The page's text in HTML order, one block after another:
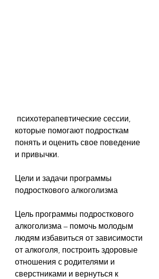
которые помогают подросткам
понять и оценить свое поведение
и привычки.
Цели и задачи программы
подросткового алкоголизма
Цель программы подросткового
алкоголизма – помочь молодым
людям избавиться от зависимости
от алкоголя, построить здоровые
отношения с родителями и
сверстниками и вернуться к